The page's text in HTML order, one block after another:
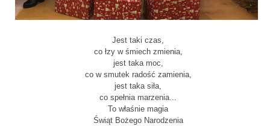
Jest taki czas,
co łzy w śmiech zmienia,
jest taka moc,
co w smutek radość zamienia,
jest taka siła,
co spełnia marzenia...
To właśnie magia
Świąt Bożego Narodzenia